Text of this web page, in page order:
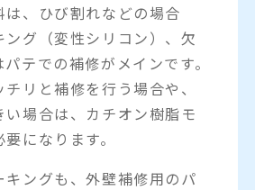
、ひび割れなどの場合
ング（変性シリコン）、欠
テでの補修がメインです。
リと補修を行う場合や、
い場合は、カチオン樹脂モ
になります。
キングも、外壁補修用のパ